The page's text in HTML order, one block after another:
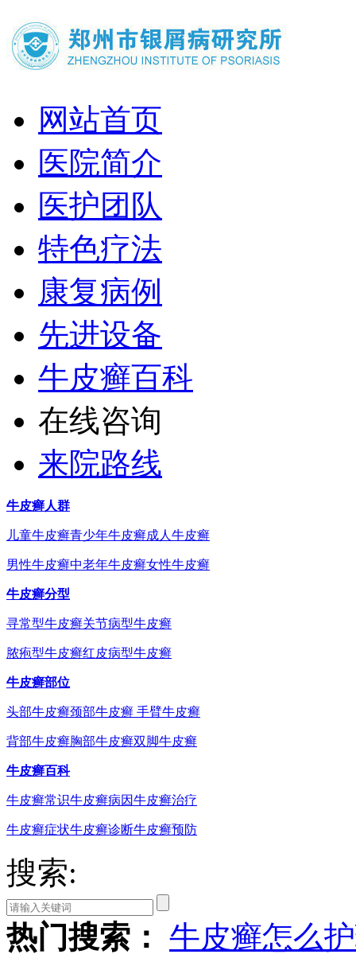
网站首页
医院简介
医护团队
特色疗法
康复病例
先进设备
牛皮癣百科
在线咨询
来院路线
牛皮癣人群
儿童牛皮癣青少年牛皮癣成人牛皮癣
男性牛皮癣中老年牛皮癣女性牛皮癣
牛皮癣分型
寻常型牛皮癣关节病型牛皮癣
脓疱型牛皮癣红皮病型牛皮癣
牛皮癣部位
头部牛皮癣颈部牛皮癣 手臂牛皮癣
背部牛皮癣胸部牛皮癣双脚牛皮癣
牛皮癣百科
牛皮癣常识牛皮癣病因牛皮癣治疗
牛皮癣症状牛皮癣诊断牛皮癣预防
搜索:
热门搜索： 牛皮癣怎么